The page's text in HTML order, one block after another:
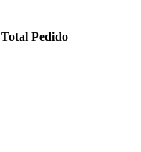
Total Pedido